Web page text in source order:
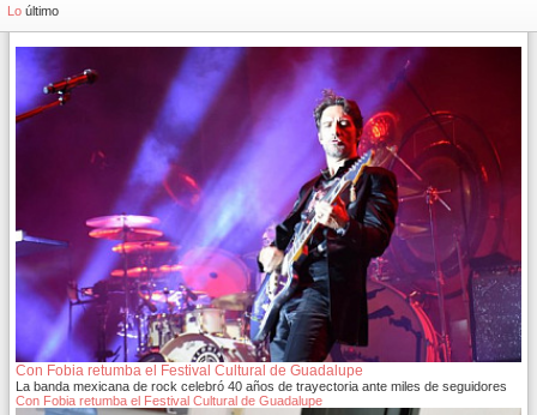
Lo último
Con Fobia retumba el Festival Cultural de Guadalupe
La banda mexicana de rock celebró 40 años de trayectoria ante miles de seguidores
Con Fobia retumba el Festival Cultural de Guadalupe